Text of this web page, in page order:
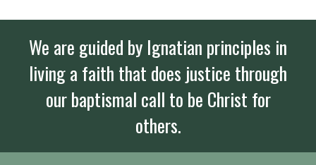
We are guided by Ignatian principles in
living a faith that does justice through
our baptismal call to be Christ for
others.